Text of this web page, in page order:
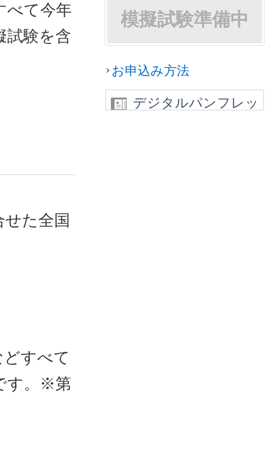
べて今年
試験を含
た全国
すべて
す。※第
模擬試験準備中
お申込み方法
デジタルパンフレッ